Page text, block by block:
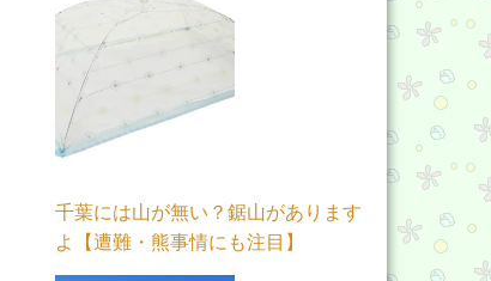
千葉には山が無い？鋸山があります
よ【遭難・熊事情にも注目】